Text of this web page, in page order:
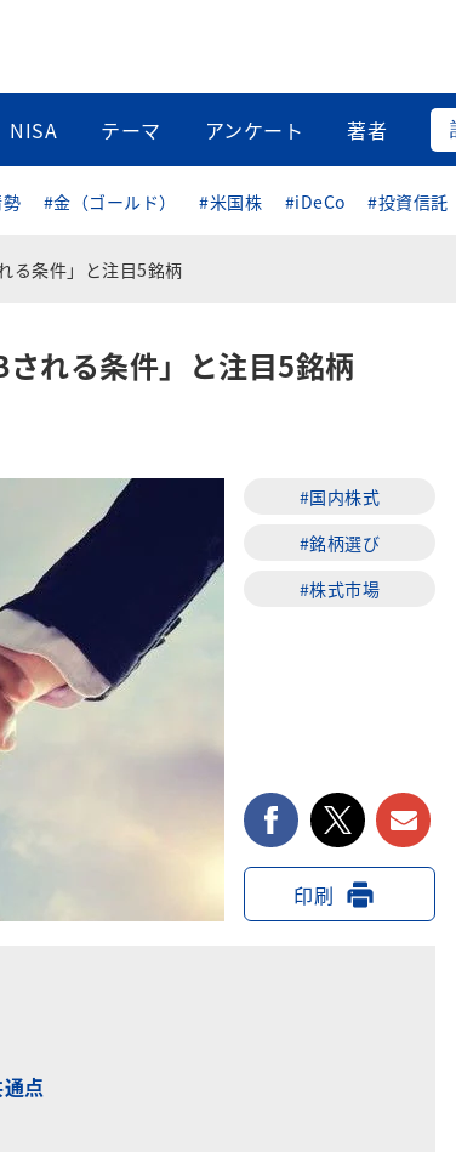
NISA テーマ アンケート 著者
#金（ゴールド） #米国株 #iDeCo #投資信託
る条件」と注目5銘柄
れる条件」と注目5銘柄
#国内株式
#銘柄選び
#株式市場
facebooktwitter
印刷
点